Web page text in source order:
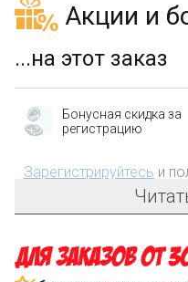
Акции и
...на этот заказ
Бонусная скидка за
регистрацию
Зарегистрируйтесь и
на первый заказ!
затрат на доставку